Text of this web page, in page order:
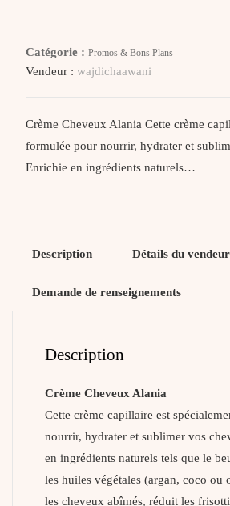
Catégorie : Promos & Bons Plans
Vendeur : wajdichaawani
Crème Cheveux Alania Cette crème
formulée pour nourrir, hydrater et
Enrichie en ingrédients naturels…
Description Détails du vendeur
Demande de renseignements
Description
Crème Cheveux Alania
Cette crème capillaire est
nourrir, hydrater et sublimer vos
en ingrédients naturels tels que le
les huiles végétales (argan, coco ou
les cheveux abîmés, réduit les